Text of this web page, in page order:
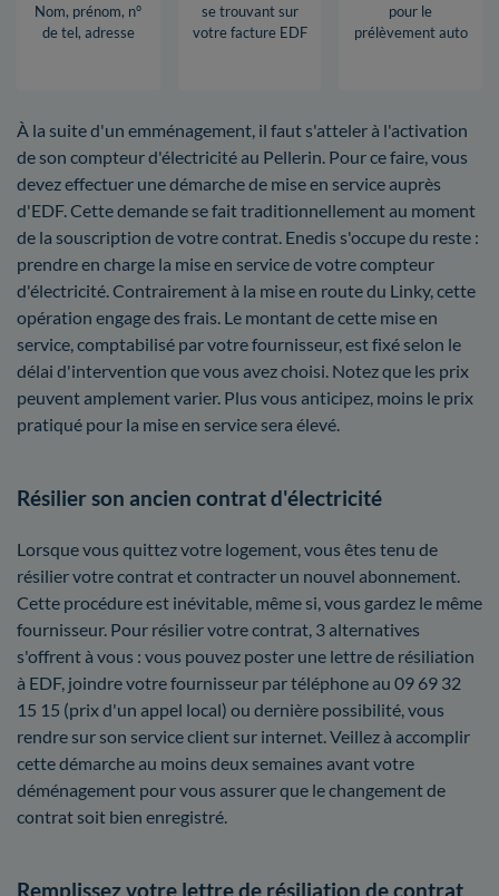
Nom, prénom, n°
de tel, adresse
se trouvant sur
votre facture EDF
pour le
prélèvement auto
À la suite d'un emménagement, il faut s'atteler à l'activation
de son compteur d'électricité au Pellerin. Pour ce faire, vous
devez effectuer une démarche de mise en service auprès
d'EDF. Cette demande se fait traditionnellement au moment
de la souscription de votre contrat. Enedis s'occupe du reste :
prendre en charge la mise en service de votre compteur
d'électricité. Contrairement à la mise en route du Linky, cette
opération engage des frais. Le montant de cette mise en
service, comptabilisé par votre fournisseur, est fixé selon le
délai d'intervention que vous avez choisi. Notez que les prix
peuvent amplement varier. Plus vous anticipez, moins le prix
pratiqué pour la mise en service sera élevé.
Résilier son ancien contrat d'électricité
Lorsque vous quittez votre logement, vous êtes tenu de
résilier votre contrat et contracter un nouvel abonnement.
Cette procédure est inévitable, même si, vous gardez le même
fournisseur. Pour résilier votre contrat, 3 alternatives
s'offrent à vous : vous pouvez poster une lettre de résiliation
à EDF, joindre votre fournisseur par téléphone au 09 69 32
15 15 (prix d'un appel local) ou dernière possibilité, vous
rendre sur son service client sur internet. Veillez à accomplir
cette démarche au moins deux semaines avant votre
déménagement pour vous assurer que le changement de
contrat soit bien enregistré.
Remplissez votre lettre de résiliation de contrat